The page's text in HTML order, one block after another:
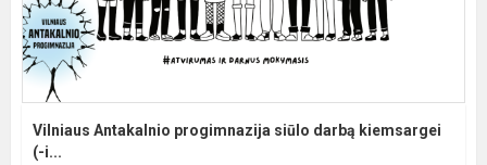
Vilniaus Antakalnio progimnazija siūlo darbą kiemsargei
(-i...